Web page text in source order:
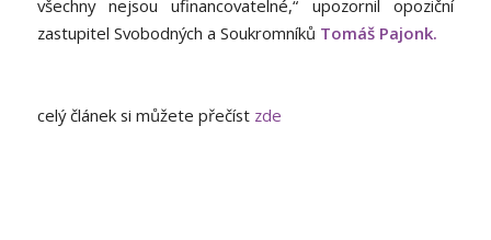
všechny nejsou ufinancovatelné,“ upozornil opoziční
zastupitel Svobodných a Soukromníků Tomáš Pajonk.
celý článek si můžete přečíst zde